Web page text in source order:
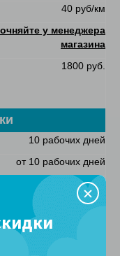
40 руб/км
у менеджера
магазина
1800 руб.
10 рабочих дней
от 10 рабочих дней
уточняйте у оператора
БЕСПЛАТНО